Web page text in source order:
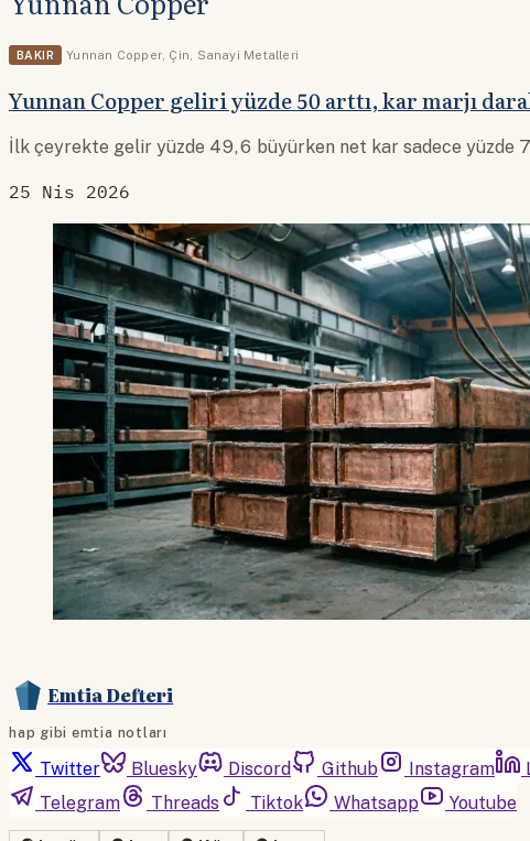
BAKIR Yunnan Copper, Çin, Sanayi Metalleri
Yunnan Copper geliri yüzde 50 arttı, kar marjı
İlk çeyrekte gelir yüzde 49,6 büyürken net kar sadece yüzde
25 Nis 2026
Emtia Defteri
hap gibi emtia notları
Twitter Bluesky Discord Github Instagram
Telegram
Threads Tiktok Whatsapp Youtube